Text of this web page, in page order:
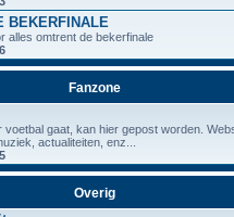
BEKERFINALE
alles omtrent de bekerfinale
Fanzone
voetbal gaat, kan hier gepost worden.
actualiteiten, enz...
Overig